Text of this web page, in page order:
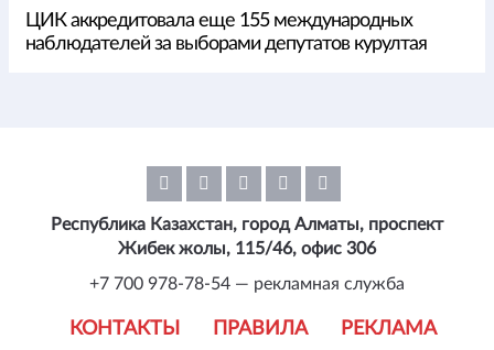
ЦИК аккредитовала еще 155 международных
наблюдателей за выборами депутатов курултая
КОНТАКТЫ ПРАВИЛА РЕКЛАМА
Республика Казахстан, город Алматы, проспект
Жибек жолы, 115/46, офис 306
+7 700 978-78-54 — рекламная служба